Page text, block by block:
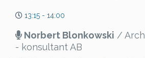
13:15 - 14:00
Norbert Blonkowski /
- konsultant AB